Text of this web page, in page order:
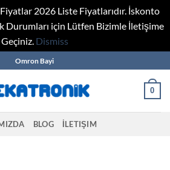
2026 Liste Fiyatlarıdır. İskonto
Durumları için Lütfen Bizimle İletişime
Geçiniz. Dismiss
Omron Bayi
0
BLOG İLETIŞIM